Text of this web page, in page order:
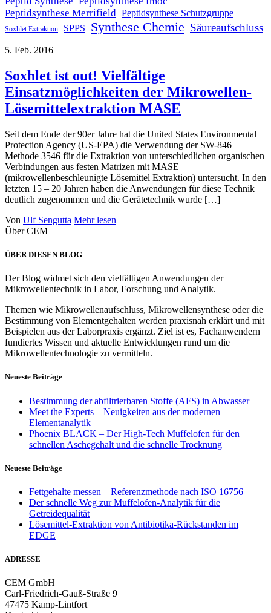
Peptidsynthese Merrifield Peptidsynthese Schutzgruppe
Soxhlet Extraktion SPPS Synthese Chemie Säureaufschluss
5. Feb. 2016
Soxhlet ist out! Vielfältige
Einsatzmöglichkeiten der Mikrowellen-
Lösemittelextraktion MASE
Seit dem Ende der 90er Jahre hat die United States Environmental
Protection Agency (US-EPA) die Verwendung der SW-846
Methode 3546 für die Extraktion von unterschiedlichen organischen
Verbindungen aus festen Matrizen mit MASE
(mikrowellenbeschleunigte Lösemittel Extraktion) untersucht. In den
letzten 15 – 20 Jahren haben die Anwendungen für diese Technik
deutlich zugenommen und die Gerätetechnik wurde […]
Von Ulf Sengutta Mehr lesen
Über CEM
ÜBER DIESEN BLOG
Der Blog widmet sich den vielfältigen Anwendungen der
Mikrowellentechnik in Labor, Forschung und Analytik.
Themen wie Mikrowellenaufschluss, Mikrowellensynthese oder die
Bestimmung von Elementgehalten werden praxisnah erklärt und mit
Beispielen aus der Laborpraxis ergänzt. Ziel ist es, Fachanwendern
fundiertes Wissen und aktuelle Entwicklungen rund um die
Mikrowellentechnologie zu vermitteln.
Neueste Beiträge
Bestimmung der abfiltrierbaren Stoffe (AFS) in Abwasser
Meet the Experts – Neuigkeiten aus der modernen
Elementanalytik
Phoenix BLACK – Der High-Tech Muffelofen für den
schnellen Aschegehalt und die schnelle Trocknung
Neueste Beiträge
Fettgehalte messen – Referenzmethode nach ISO 16756
Der schnelle Weg zur Muffelofen-Analytik für die
Getreidequalität
Lösemittel-Extraktion von Antibiotika-Rückstanden im
EDGE
ADRESSE
CEM GmbH
Carl-Friedrich-Gauß-Straße 9
47475 Kamp-Lintfort